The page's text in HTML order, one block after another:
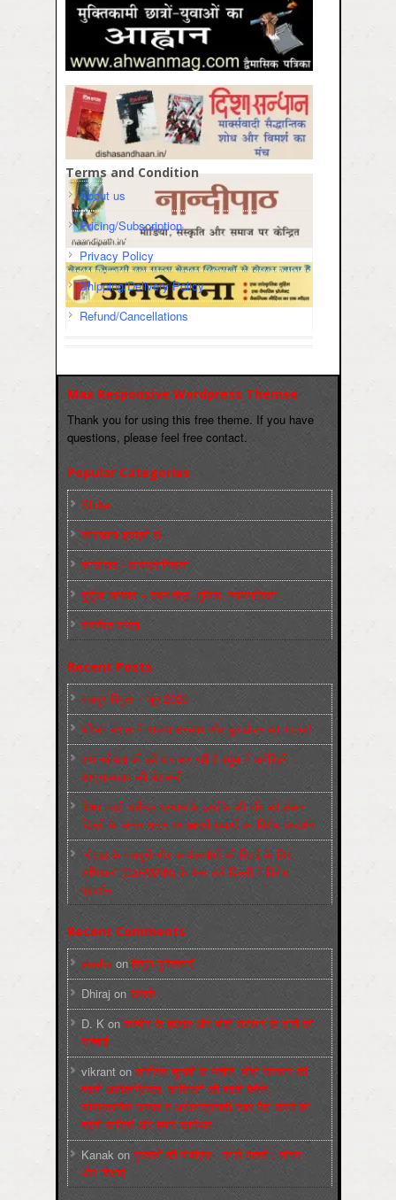
Terms and Condition
About us
Pricing/Subscription
Privacy Policy
Shipping/Delivery Policy
Refund/Cancellations
Max Responsive Wordpress Themse
Thank you for using this free theme. If you have
questions, please feel free contact.
Popular Categories
Slider
कारख़ाना इलाक़ों से
फ़ासीवाद / साम्‍प्रदायिकता
बुर्जुआ जनवाद – दमन तंत्र, पुलिस, न्‍यायपालिका
संघर्षरत जनता
Recent Posts
मज़दूर बिगुल – जून 2026
पश्चिम बंगाल में भाजपा सरकार और बुलडोज़र का आतंक!
अमानवीयता की हदें पार कर रही है क्यूबा में अमेरिकी
साम्राज्यवाद की घेराबन्दी
शिक्षा मंत्री धर्मेन्द्र प्रधान के इस्तीफ़े की माँग को लेकर
दिल्ली के जन्तर-मन्तर पर छात्रों-युवाओं का विरोध प्रदर्शन
‘नोएडा के मज़दूरों और कार्यकर्ताओं की रिहाई के लिए
अभियान’ (CaRWAN) के बैनर तले दिल्ली में विरोध
प्रदर्शन
Recent Comments
sneha on बिगुल पुस्तिकाएँ
Dhiraj on सम्पर्क
D. K on कश्मीर के हालात और मोदी सरकार के दावों की
सच्चाई
vikrant onकर्नाटक चुनावों के नतीजे, मोदी सरकार की
बढ़ती अलोकप्रियता, फ़ासिस्टों की बढ़ती बेचैनी,
साम्प्रदायिक उन्माद व अन्धराष्ट्रवादी लहर पैदा करने की
बढ़ती साज़िशें और हमारे कार्यभार
Kanak onपुस्‍तकों की पीडीएफ : कार्ल मार्क्‍स : जीवन
और शिक्षाएं